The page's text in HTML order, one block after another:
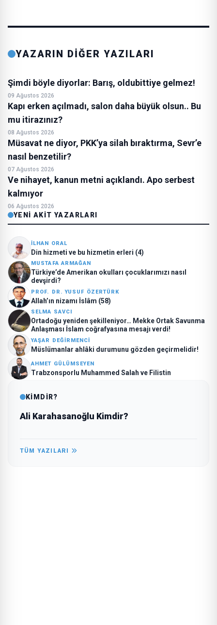
YAZARIN DİĞER YAZILARI
Şimdi böyle diyorlar: Barış, oldubittiye gelmez!
09 Ağustos 2026
Kapı erken açılmadı, salon daha büyük olsun.. Bu
mu itirazınız?
08 Ağustos 2026
Müsavat ne diyor, PKK’ya silah bıraktırma, Sevr’e
nasıl benzetilir?
07 Ağustos 2026
Ve nihayet, kanun metni açıklandı. Apo serbest
kalmıyor
06 Ağustos 2026
YENI AKIT YAZARLARI
İLHAN ORAL
Din hizmeti ve bu hizmetin erleri (4)
MUSTAFA ARMAĞAN
Türkiye’de Amerikan okulları çocuklarımızı nasıl
devşirdi?
PROF. DR. YUSUF ÖZERTÜRK
Allah’ın nizamı İslâm (58)
SELMA SAVCI
Ortadoğu yeniden şekilleniyor… Mekke Ortak Savunma
Anlaşması İslam coğrafyasına mesajı verdi!
YAŞAR DEĞIRMENCI
Müslümanlar ahlâki durumunu gözden geçirmelidir!
AHMET GÜLÜMSEYEN
Trabzonsporlu Muhammed Salah ve Filistin
KİMDİR?
Ali Karahasanoğlu Kimdir?
TÜM YAZILARI